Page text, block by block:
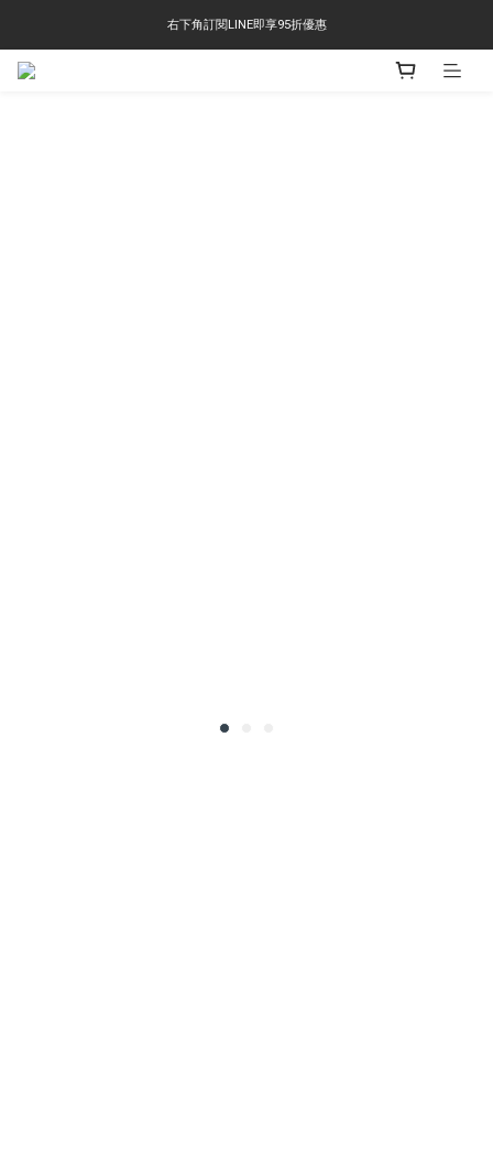
右下角訂閱LINE即享95折優惠
右下角訂閱LINE即享95折優惠
TS-2618 涼感短T 多版型選擇,涼感優惠 單件390 兩件750 三件1000 十件3000